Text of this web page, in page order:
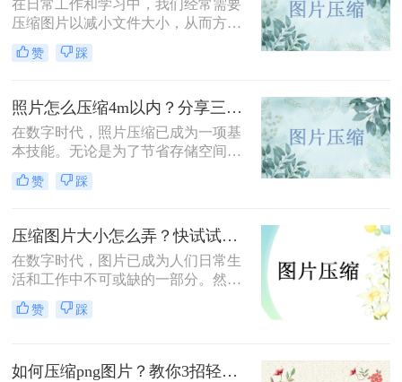
在日常工作和学习中，我们经常需要
压缩图片以减小文件大小，从而方便
上传、分享或存储。那么图片怎么压
缩呢？本文将介绍三种常用的图片压
赞 踩
照片怎么压缩4m以内？分享三种实用压缩方法！
在数字时代，照片压缩已成为一项基
本技能。无论是为了节省存储空间，
还是为了加快网页加载速度，将照片
压缩到指定大小都是非常有必要的。
介绍三种常用的照片压缩方法。
赞 踩
压缩图片大小怎么弄？快试试这3个压缩方法！
在数字时代，图片已成为人们日常生
活和工作中不可或缺的一部分。然
而，有时我们遇到的图片文件过大，
不仅占用存储空间，还影响上传和分
方法，帮助用户轻松解决图片大小问
赞 踩
如何压缩png图片？教你3招轻松压缩！